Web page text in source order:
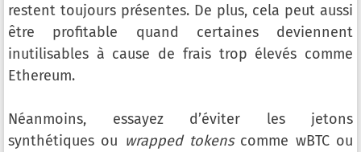
restent toujours présentes. De plus, cela peut aussi
être profitable quand certaines deviennent
inutilisables à cause de frais trop élevés comme
Ethereum.
Néanmoins, essayez d’éviter les jetons
synthétiques ou wrapped tokenscomme wBTC ou